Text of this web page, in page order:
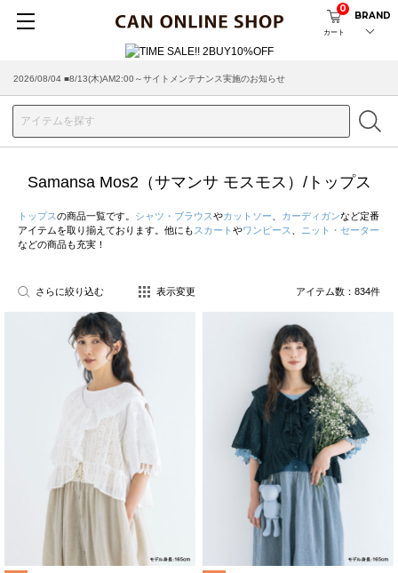
カート
0
BRAND
2026/07/29 ■【お知らせ】ヤマト運輸の配送遅延・停止について
Samansa Mos2（サマンサ モスモス）/トップス
トップスの商品一覧です。 シャツ・ブラウスやカットソー カーディガンなど定番
アイテムを取り揃えております。他にも スカート やワンピース
ニット・セーター
などの商品も充実！
さらに絞り込む 表示変更 アイテム数： 834件